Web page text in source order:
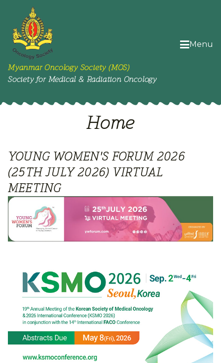
Menu
Myanmar Oncology Society (MOS)
Society for Medical & Radiation Oncology
Home
YOUNG WOMEN'S FORUM 2026
(25TH JULY 2026) VIRTUAL
MEETING